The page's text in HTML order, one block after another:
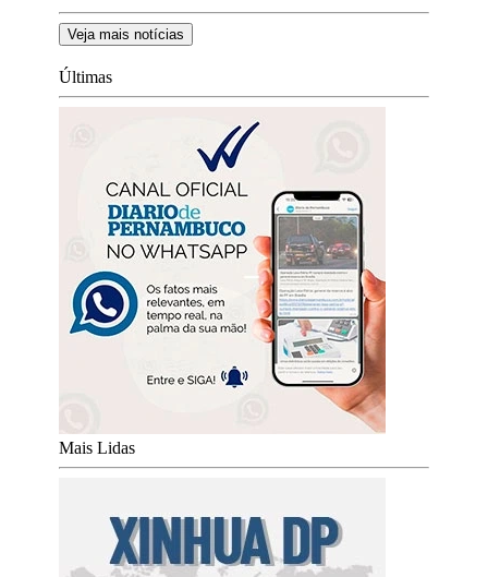
Veja mais notícias
Últimas
Mais Lidas